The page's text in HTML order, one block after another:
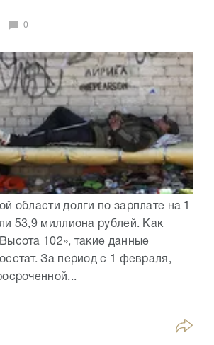
0
области долги по зарплате на 1
53,9 миллиона рублей. Как
102», такие данные
За период с 1 февраля,